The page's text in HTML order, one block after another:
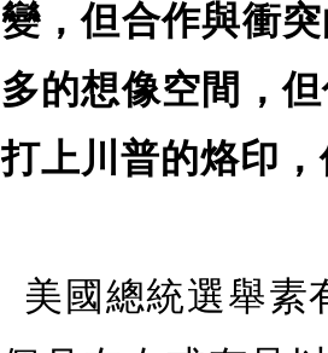
變，但合作與衝
多的想像空間，
打上川普的烙印
美國總統選舉素